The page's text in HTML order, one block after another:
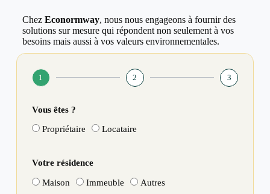
Chez Econormway, nous nous engageons à fournir des
solutions sur mesure qui répondent non seulement à vos
besoins mais aussi à vos valeurs environnementales.
1 2 3
Vous êtes ?
Propriétaire Locataire
Votre résidence
Maison Immeuble Autres